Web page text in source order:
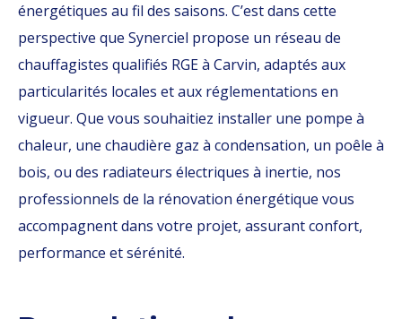
énergétiques au fil des saisons. C’est dans cette
perspective que Synerciel propose un réseau de
chauffagistes qualifiés RGE à Carvin, adaptés aux
particularités locales et aux réglementations en
vigueur. Que vous souhaitiez installer une pompe à
chaleur, une chaudière gaz à condensation, un poêle à
bois, ou des radiateurs électriques à inertie, nos
professionnels de la rénovation énergétique vous
accompagnent dans votre projet, assurant confort,
performance et sérénité.